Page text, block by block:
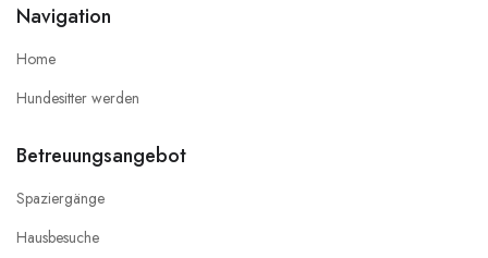
Navigation
Home
Hundesitter werden
Betreuungsangebot
Spaziergänge
Hausbesuche